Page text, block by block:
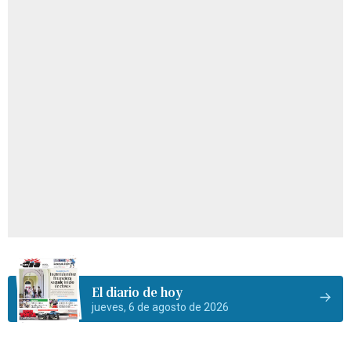
El diario de hoy
jueves, 6 de agosto de 2026